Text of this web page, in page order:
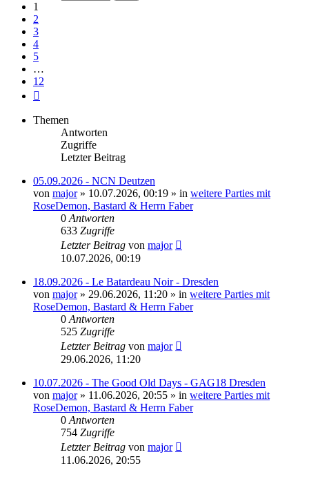
1
2
3
4
5
…
12
Themen
Antworten
Zugriffe
Letzter Beitrag
05.09.2026 - NCN Deutzen
von major» 10.07.2026, 00:19 » in weitere Parties mit
RoseDemon, Bastard & Herrn Faber
0Antworten
633 Zugriffe
Letzter Beitrag von major
10.07.2026, 00:19
18.09.2026 - Le Batardeau Noir - Dresden
von major» 29.06.2026, 11:20 » in weitere Parties mit
RoseDemon, Bastard & Herrn Faber
0Antworten
525 Zugriffe
Letzter Beitrag von major
29.06.2026, 11:20
10.07.2026 - The Good Old Days - GAG18 Dresden
von major» 11.06.2026, 20:55 » in weitere Parties mit
RoseDemon, Bastard & Herrn Faber
0Antworten
754 Zugriffe
Letzter Beitrag von major
11.06.2026, 20:55